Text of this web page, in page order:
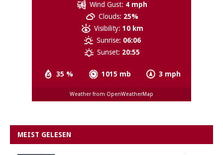
35 % 1015 mb 3 mph
Wind Gust: 4 mph
Clouds: 25%
Visibility: 10 km
Sunrise: 06:06
Sunset: 20:55
Weather from OpenWeatherMap
MEIST GELESEN